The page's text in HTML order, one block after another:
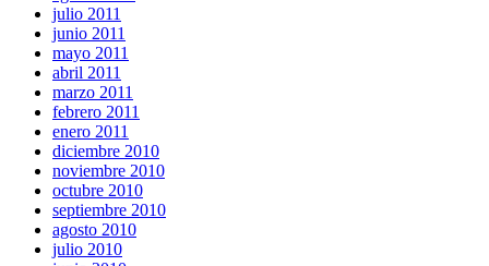
julio 2011
junio 2011
mayo 2011
abril 2011
marzo 2011
febrero 2011
enero 2011
diciembre 2010
noviembre 2010
octubre 2010
septiembre 2010
agosto 2010
julio 2010